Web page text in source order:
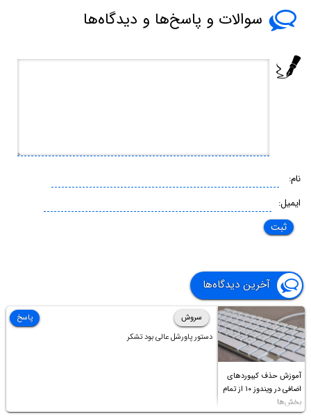
سوالات و پاسخ‌ها و دیدگاه‌ها
نام:
ایمیل:
آخرین دیدگاه‌ها
آموزش حذف کیبوردهای
اضافی در ویندوز ۱۰ از تمام
بخش‌ها
سروش
دستور پاورشل عالی بود تشکر
پاسخ